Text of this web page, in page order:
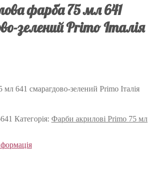
фарба 75 мл 641
зелений Primo Італія
641 смарагдово-зелений Primo Італія
Категорія: Фарби акрилові Primo 75 мл